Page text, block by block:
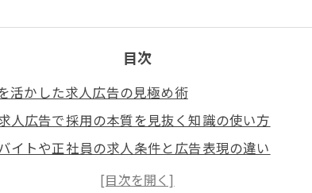
目次
活かした求人広告の見極め術
人広告で採用の本質を見抜く知識の使い方
イトや正社員の求人条件と広告表現の違い
採用を成功に導く求人知識と効果的な広告の選び方